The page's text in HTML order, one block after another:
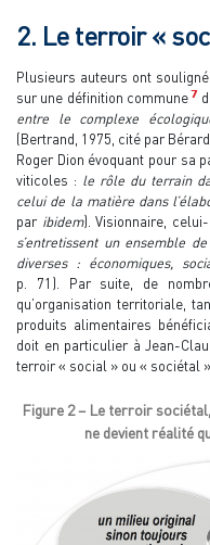
2. Le terroir «
Plusieurs auteurs ont
sur une définition commune7
entre le complexe
(Bertrand, 1975, cité par
Roger Dion évoquant pour sa
viticoles : le rôle du terrain
celui de la matière dans
par ibidem). Visionnaire,
s’entretissent un ensemble
diverses : économiques,
p. 71). Par suite, de
qu’organisation territoriale,
produits alimentaires
doit en particulier à Jean-
terroir « social » ou « sociétal »
Figure 2 – Le terroir
ne devient réalité